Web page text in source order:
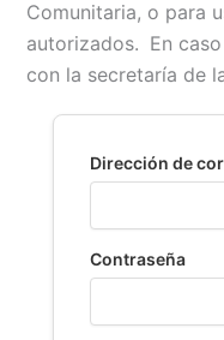
b
o
o
k
l
s
A
p
p
Comunitaria, o para
autorizados. En
con la secretaría de
Dirección de
Contraseña